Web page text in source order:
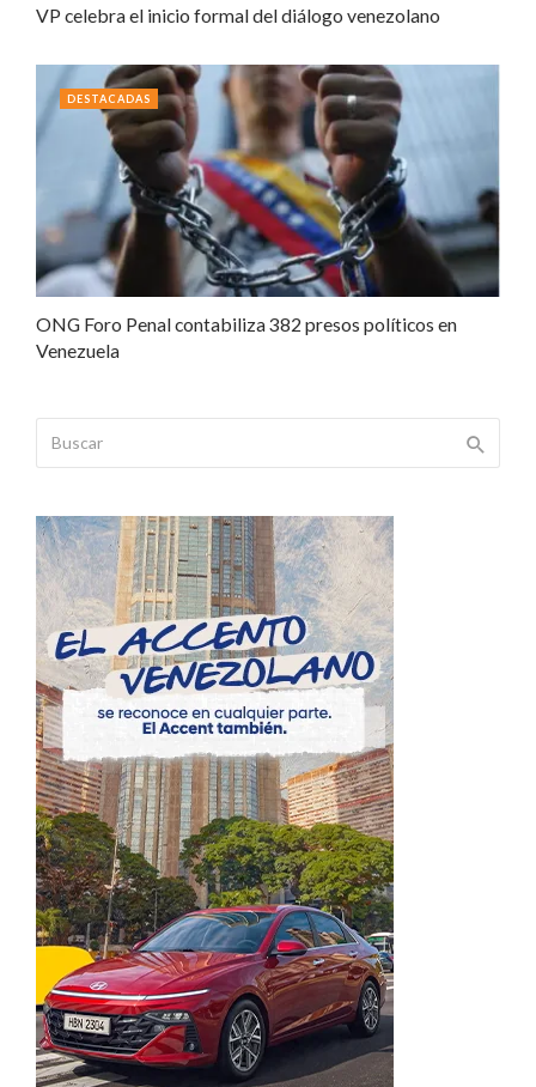
VP celebra el inicio formal del diálogo venezolano
ONG Foro Penal contabiliza 382 presos políticos en
Venezuela
DESTACADAS